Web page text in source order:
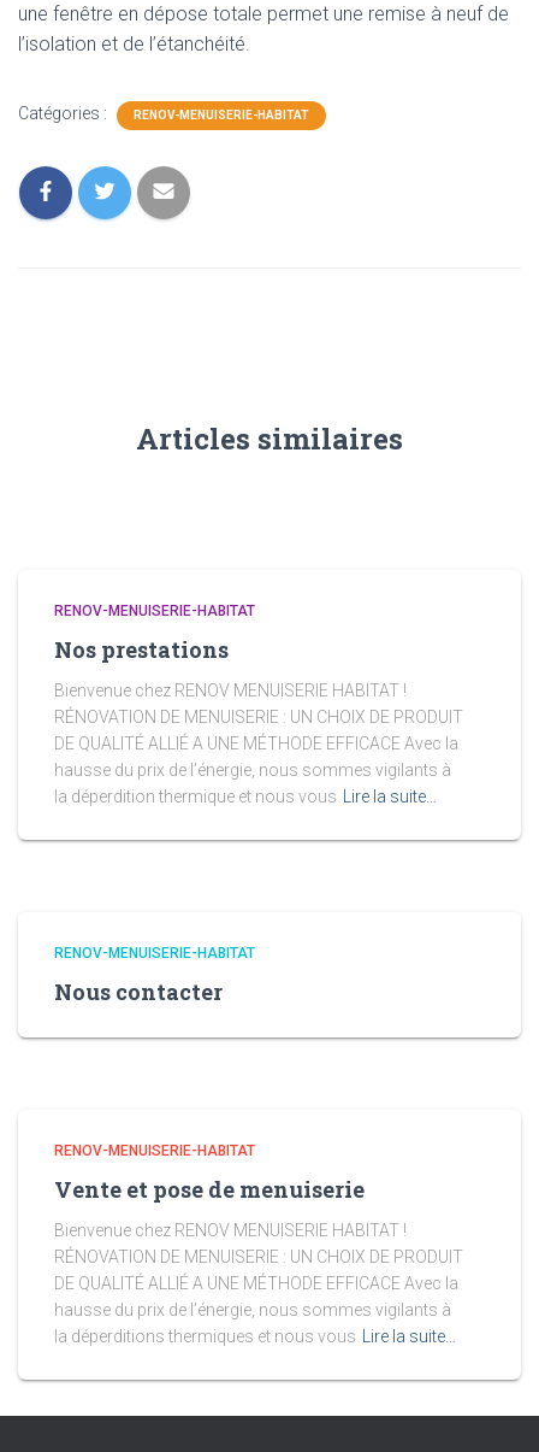
une fenêtre en dépose totale permet une remise à neuf de
l’isolation et de l’étanchéité.
Catégories : RENOV-MENUISERIE-HABITAT
Articles similaires
RENOV-MENUISERIE-HABITAT
Nos prestations
Bienvenue chez RENOV MENUISERIE HABITAT !
RÉNOVATION DE MENUISERIE : UN CHOIX DE PRODUIT
DE QUALITÉ ALLIÉ A UNE MÉTHODE EFFICACE Avec la
hausse du prix de l’énergie, nous sommes vigilants à
la déperdition thermique et nous vous
Lire la suite…
RENOV-MENUISERIE-HABITAT
Nous contacter
RENOV-MENUISERIE-HABITAT
Vente et pose de menuiserie
Bienvenue chez RENOV MENUISERIE HABITAT !
RÉNOVATION DE MENUISERIE : UN CHOIX DE PRODUIT
DE QUALITÉ ALLIÉ A UNE MÉTHODE EFFICACE Avec la
hausse du prix de l’énergie, nous sommes vigilants à
la déperditions thermiques et nous vous
Lire la suite…